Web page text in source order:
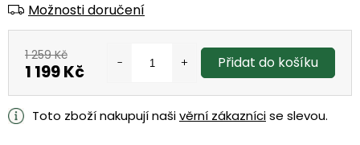
Možnosti doručení
1 259 Kč
1 199 Kč Přidat do košíku
Toto zboží nakupují našivěrní zákaznícise slevou.